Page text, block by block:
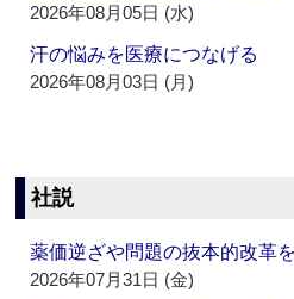
2026年08月05日 (水)
汗の悩みを医療につなげる
2026年08月03日 (月)
社説
薬価逆ざや問題の抜本的改革を
2026年07月31日 (金)